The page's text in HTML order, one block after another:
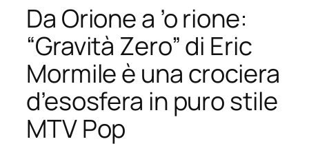
Da Orione a ’o rione:
“Gravità Zero” di Eric
Mormile è una crociera
d’esosfera in puro stile
MTV Pop